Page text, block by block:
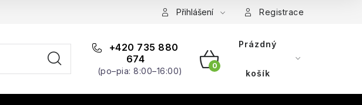
Přihlášení Registrace
+420 735 880
674
(po–pia: 8:00–16:00) NÁKUPNÍ
Prázdný
košík